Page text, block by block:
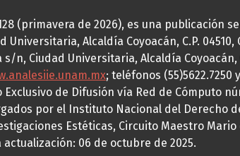
(primavera de 2026), es una publicación
Alcaldía Coyoacán, C.P.
Ciudad Universitaria, Alcaldía Coyoacán,
; teléfonos (55)5622.7250
de Difusión vía Red de Cómputo
por el Instituto Nacional del Derecho
Estéticas, Circuito Maestro
actualización: 06 de octubre de 2025.